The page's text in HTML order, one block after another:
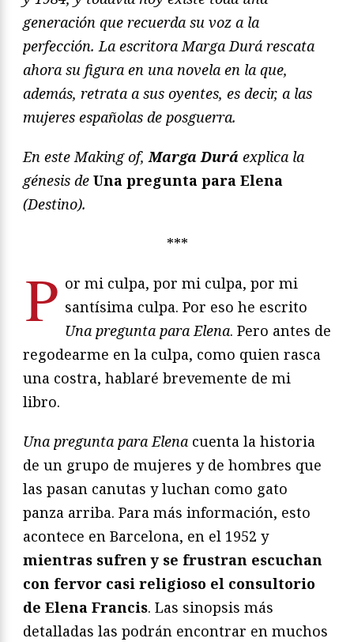
generación que recuerda su voz a la
perfección. La escritora Marga Durá rescata
ahora su figura en una novela en la que,
además, retrata a sus oyentes, es decir, a las
mujeres españolas de posguerra.
En este Making of,Marga Durá explica la
génesis de Una pregunta para Elena
(Destino).
***
P or mi culpa, por mi culpa, por mi
santísima culpa. Por eso he escrito
Una pregunta para Elena. Pero antes de
regodearme en la culpa, como quien rasca
una costra, hablaré brevemente de mi
libro.
Una pregunta para Elena cuenta la historia
de un grupo de mujeres y de hombres que
las pasan canutas y luchan como gato
panza arriba. Para más información, esto
acontece en Barcelona, en el 1952 y
mientras sufren y se frustran escuchan
con fervor casi religioso el consultorio
de Elena Francis. Las sinopsis más
detalladas las podrán encontrar en muchos